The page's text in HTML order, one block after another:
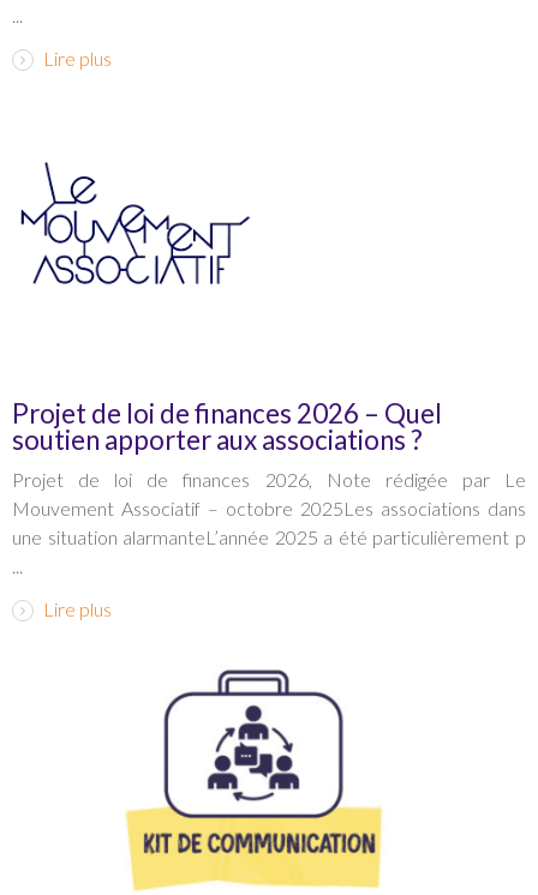
...
Lire plus
Projet de loi de finances 2026 – Quel
soutien apporter aux associations ?
Projet de loi de finances 2026, Note rédigée par Le
Mouvement Associatif – octobre 2025Les associations dans
une situation alarmanteL’année 2025 a été particulièrement p
...
Lire plus